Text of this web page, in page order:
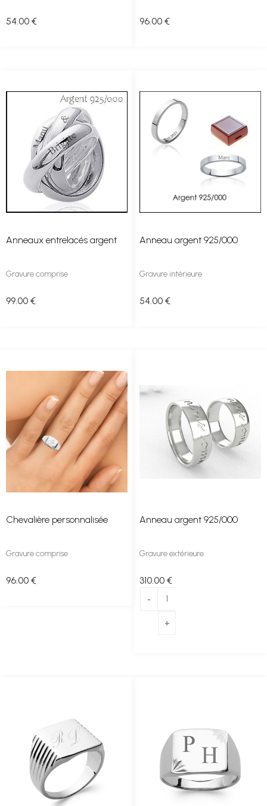
54 .00 € 96.00 €
Anneaux entrelacés argent
Gravure comprise
99.00 €
Anneau argent 925/000
Gravure intérieure
54 .00 €
Chevalière personnalisée
Gravure comprise
96.00 €
Anneau argent 925/000
Gravure extérieure
310.00 €